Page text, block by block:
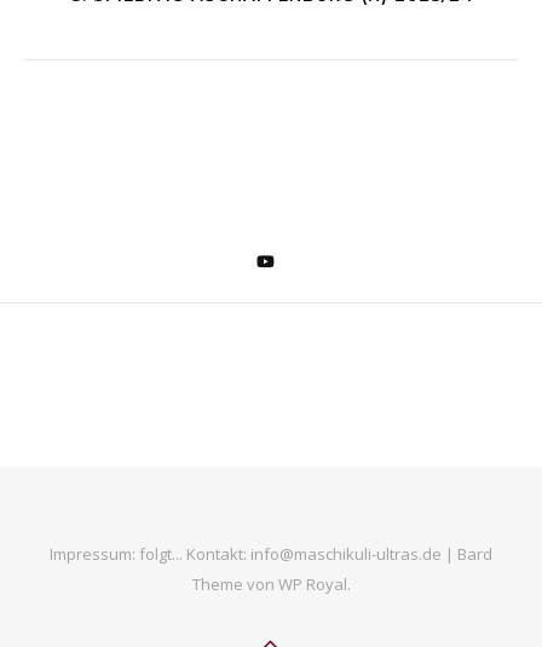
Impressum: folgt... Kontakt: info@maschikuli-ultras.de | Bard
Theme von WP Royal.